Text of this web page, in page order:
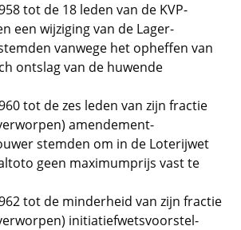
tot de 18 leden van de KVP-
een wijziging van de Lager-
vanwege het opheffen van
ontslag van de huwende
tot de zes leden van zijn fractie
amendement-
stemden om in de Loterijwet
geen maximumprijs vast te
tot de minderheid van zijn fractie
initiatiefwetsvoorstel-